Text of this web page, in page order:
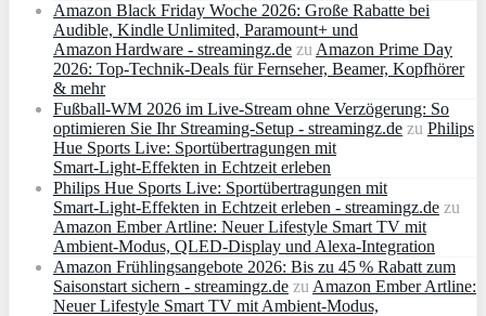
Amazon Black Friday Woche 2026: Große Rabatte bei
Audible, Kindle Unlimited, Paramount+ und
Amazon Hardware - streamingz.de zu Amazon Prime Day
2026: Top-Technik-Deals für Fernseher, Beamer, Kopfhörer
& mehr
Fußball-WM 2026 im Live-Stream ohne Verzögerung: So
optimieren Sie Ihr Streaming-Setup - streamingz.de zu Philips
Hue Sports Live: Sportübertragungen mit
Smart‑Light‑Effekten in Echtzeit erleben
Philips Hue Sports Live: Sportübertragungen mit
Smart‑Light‑Effekten in Echtzeit erleben - streamingz.de zu
Amazon Ember Artline: Neuer Lifestyle Smart TV mit
Ambient‑Modus, QLED‑Display und Alexa‑Integration
Amazon Frühlingsangebote 2026: Bis zu 45 % Rabatt zum
Saisonstart sichern - streamingz.de zu Amazon Ember Artline:
Neuer Lifestyle Smart TV mit Ambient‑Modus,